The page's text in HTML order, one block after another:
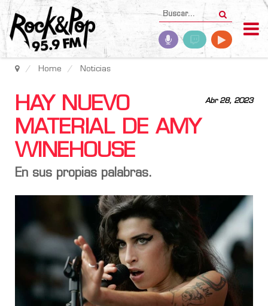
Home Noticias
Abr 28, 2023
HAY NUEVO
MATERIAL DE AMY
WINEHOUSE
En sus propias palabras.